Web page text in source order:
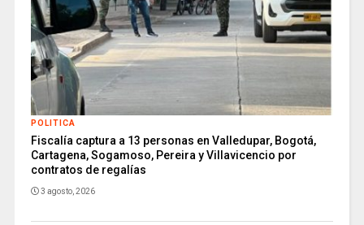
POLITICA
Fiscalía captura a 13 personas en Valledupar, Bogotá,
Cartagena, Sogamoso, Pereira y Villavicencio por
contratos de regalías
3 agosto, 2026